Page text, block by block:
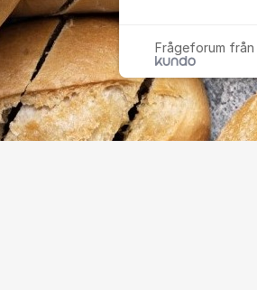
Frågeforum från